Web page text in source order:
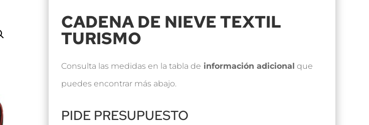
CADENA DE NIEVE TEXTIL
TURISMO
Consulta las medidas en la tabla de información adicional que
puedes encontrar más abajo.
PIDE PRESUPUESTO